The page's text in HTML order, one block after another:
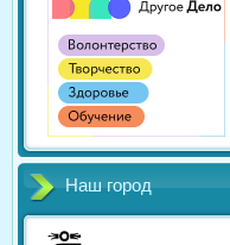
Наш город